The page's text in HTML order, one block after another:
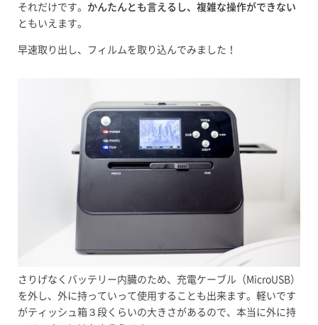
それだけです。 かんたんとも言えるし、複雑な操作ができない
ともいえます。
早速取り出し、フィルムを取り込んでみました！
さりげなくバッテリー内臓のため、充電ケーブル（MicroUSB）
を外し、外に持っていって使用することも出来ます。軽いです
がティッシュ箱３段くらいの大きさがあるので、本当に外に持